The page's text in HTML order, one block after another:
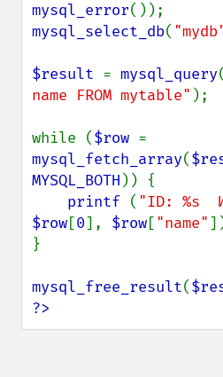
mysql_error
mysql_select_db(
$result = mysql_query(
name FROM mytable" );
while ($row
mysql_fetch_array(
MYSQL_BOTH )) {
printf ( "ID: %s
$row[0], $row["name"
}
mysql_free_result(
?>